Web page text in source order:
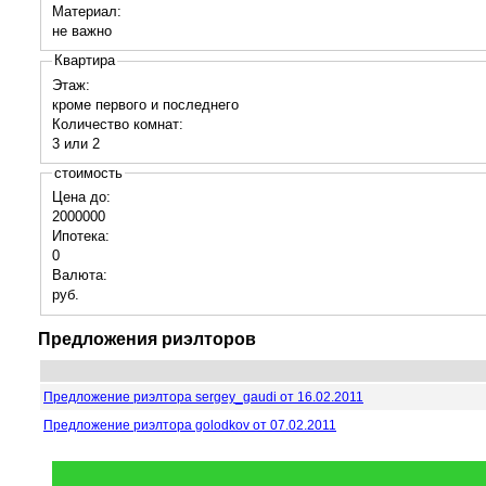
Материал:
не важно
Квартира
Этаж:
кроме первого и последнего
Количество комнат:
3 или 2
стоимость
Цена до:
2000000
Ипотека:
0
Валюта:
руб.
Предложения риэлторов
Предложение риэлтора sergey_gaudi от 16.02.2011
Предложение риэлтора golodkov от 07.02.2011